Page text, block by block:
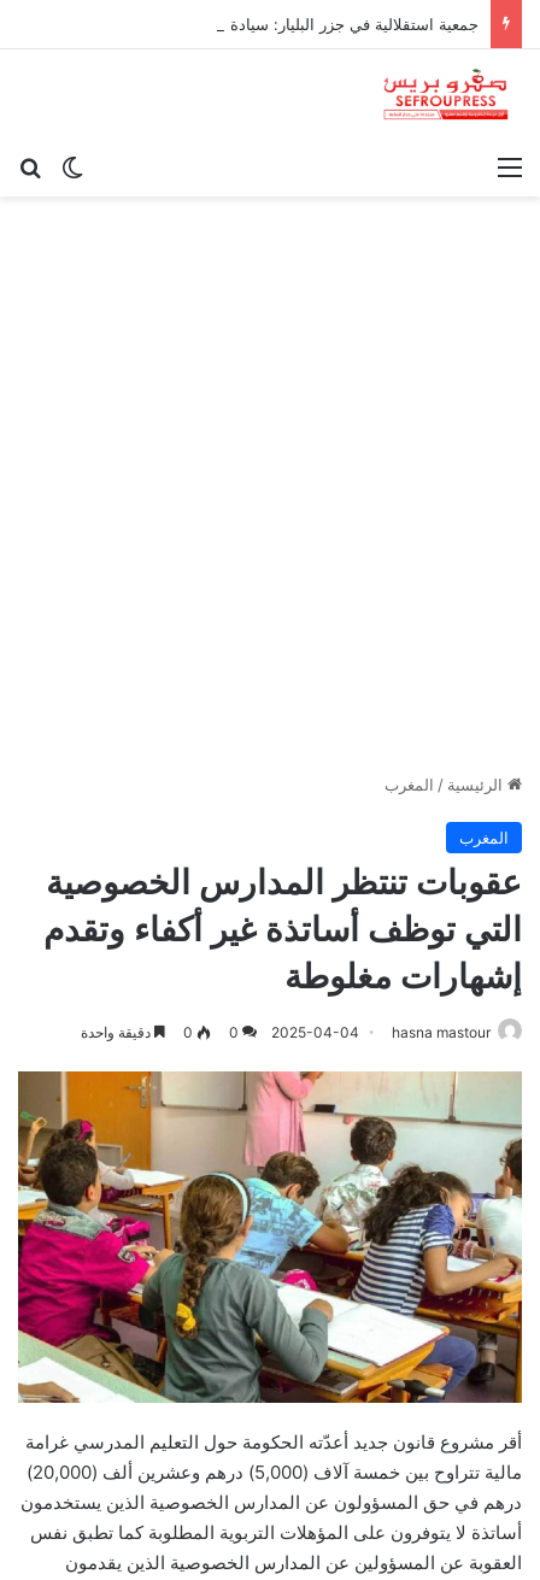
الوضع القائمة
الرئيسية / المغرب
المغرب
عقوبات تنتظر المدارس الخصوصية
التي توظف أساتذة غير أكفاء وتقدم
إشهارات مغلوطة
hasna mastour
2025-04-04
0
0 دقيقة واحدة
أقر مشروع قانون جديد أعدّته الحكومة حول التعليم المدرسي غرامة
مالية تتراوح بين خمسة آلاف (5,000) درهم وعشرين ألف (20,000)
درهم في حق المسؤولون عن المدارس الخصوصية الذين يستخدمون
أساتذة لا يتوفرون على المؤهلات التربوية المطلوبة كما تطبق نفس
العقوبة عن المسؤولين عن المدارس الخصوصية الذين يقدمون